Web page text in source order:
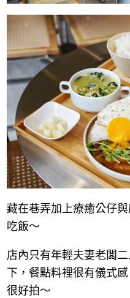
藏在巷弄加上療癒公仔
吃飯～
店內只有年輕夫妻老闆
下，餐點料裡很有儀式
很好拍～